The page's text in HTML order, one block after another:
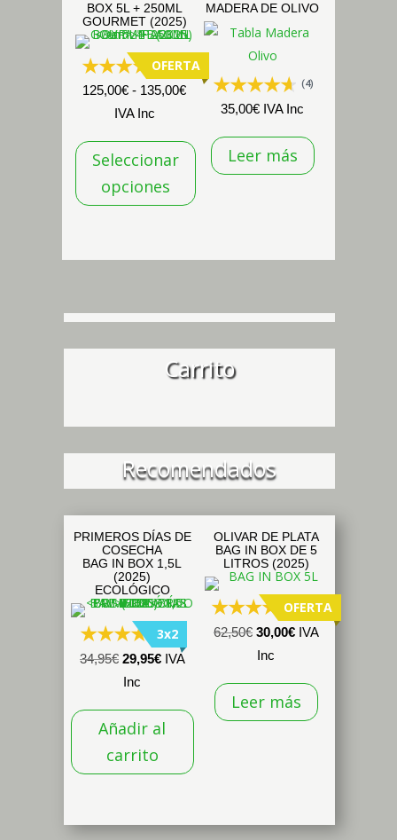
BOX 5L + 250ML
GOURMET (2025)
OFERTA
(38)
125,00€ - 135,00€Rango
precios:
desde
hasta
IVA Inc
Seleccionar
opciones
tiene
opciones
elegir
la
página
de
producto
MADERA DE OLIVO
(4)
35,00€ IVA Inc
Leer más
Carrito
Recomendados
PRIMEROS DÍAS DE
COSECHA
BAG IN BOX 1,5L
(2025)
ECOLÓGICO
3x2
(53)
34,95€ El
precio
era:
34,95€.
29,95€El
es:
IVA
Inc
Añadir al
carrito
OLIVAR DE PLATA
BAG IN BOX DE 5
LITROS (2025)
OFERTA
(291)
62,50€ El
precio
era:
62,50€.
30,00€El
es:
30,00€.
IVA
Inc
Leer más